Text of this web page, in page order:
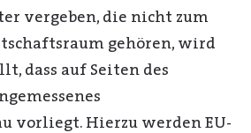
vergeben, die nicht zum
gehören, wird
dass auf Seiten des
vorliegt. Hierzu werden EU-